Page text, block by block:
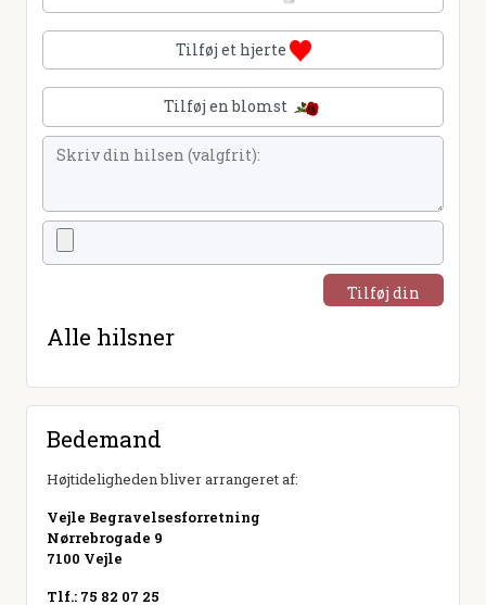
Tilføj et hjerte
Tilføj en blomst
Tilføj din
Alle hilsner
Bedemand
Højtideligheden bliver arrangeret af:
Vejle Begravelsesforretning
Nørrebrogade 9
7100 Vejle
Tlf.: 75 82 07 25